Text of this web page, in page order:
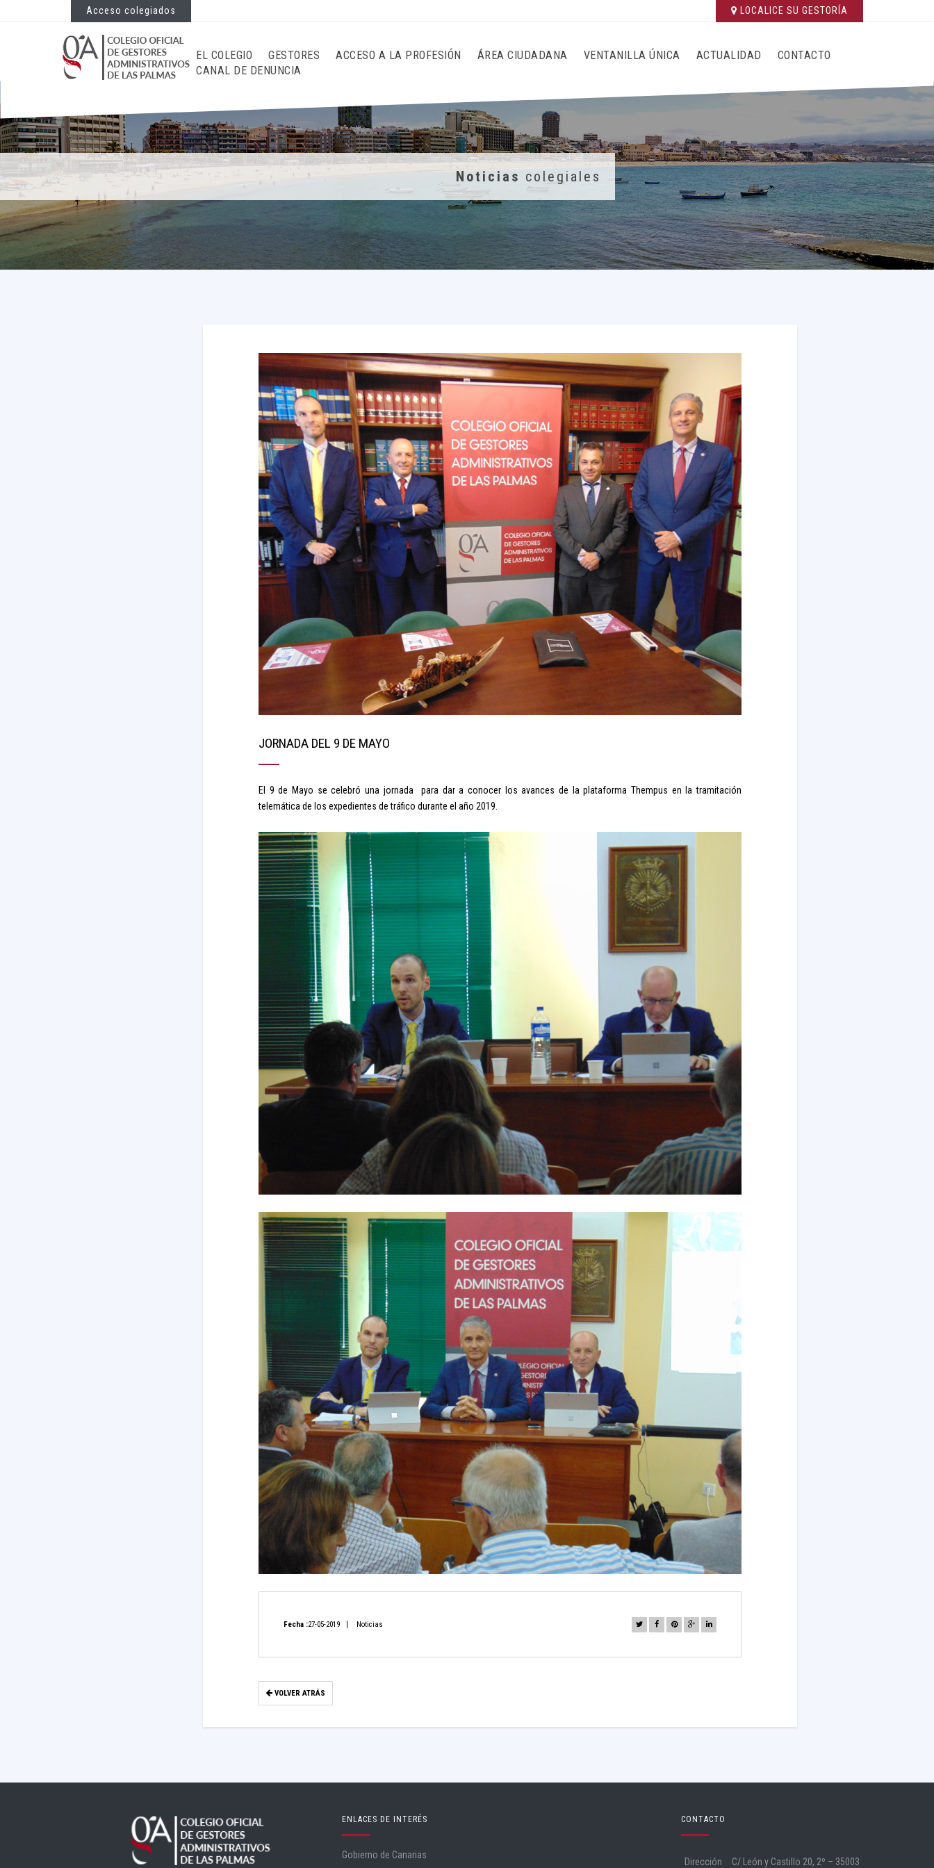
Acceso colegiados LOCALICE SU GESTORÍA
EL COLEGIO GESTORES ACCESO A LA PROFESIÓN ÁREA CIUDADANA VENTANILLA ÚNICA ACTUALIDAD
CONTACTO
CANAL DE DENUNCIA
Noticias colegiales
JORNADA DEL 9 DE MAYO
El 9 de Mayo se celebró una jornada para dar a conocer los avances de la plataforma Thempus en la tramitación
telemática de los expedientes de tráfico durante el año 2019.
Fecha :27-05-2019 Noticias
VOLVER ATRÁS
ENLACES DE INTERÉS
Gobierno de Canarias
CONTACTO
Dirección C/ León y Castillo 20, 2º – 35003